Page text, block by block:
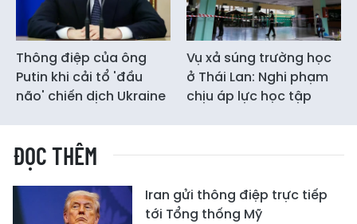
Thông điệp của ông
Putin khi cải tổ 'đầu
não' chiến dịch Ukraine
Vụ xả súng trường học
ở Thái Lan: Nghi phạm
chịu áp lực học tập
ĐỌC THÊM
Iran gửi thông điệp trực tiếp
tới Tổng thống Mỹ